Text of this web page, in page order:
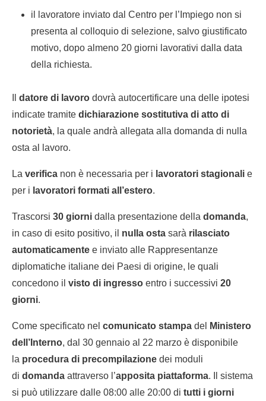
il lavoratore inviato dal Centro per l’Impiego non si
presenta al colloquio di selezione, salvo giustificato
motivo, dopo almeno 20 giorni lavorativi dalla data
della richiesta.
datore di lavoro dovrà autocertificare una delle ipotesi
indicate tramite dichiarazione sostitutiva di atto di
notorietà, la quale andrà allegata alla domanda di nulla
osta al lavoro.
La verifica non è necessaria per i lavoratori stagionali e
per i lavoratori formati all’estero.
Trascorsi 30 giorni dalla presentazione della domanda,
in caso di esito positivo, il nulla osta sarà rilasciato
automaticamente e inviato alle Rappresentanze
diplomatiche italiane dei Paesi di origine, le quali
concedono il visto di ingresso entro i successivi 20
giorni.
Come specificato nel comunicato stampa del
Ministero
dell’Interno, dal 30 gennaio al 22 marzo è disponibile
la procedura di precompilazione dei moduli
di domanda attraverso l’apposita piattaforma. Il sistema
si può utilizzare dalle 08:00 alle 20:00 di tutti i giorni